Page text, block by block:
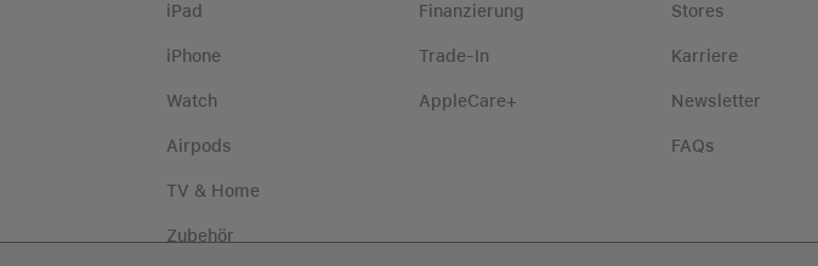
iPad
iPhone
Watch
Airpods
TV & Home
Zubehör
Finanzierung
Trade-In
AppleCare+
Stores
Karriere
Newsletter
FAQs